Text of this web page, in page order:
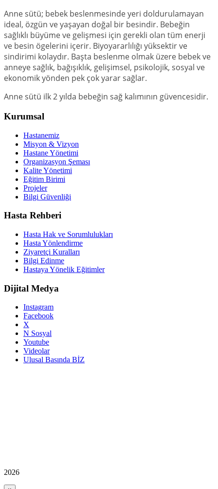
Anne sütü; bebek beslenmesinde yeri doldurulamayan
ideal, özgün ve yaşayan doğal bir besindir. Bebeğin
sağlıklı büyüme ve gelişmesi için gerekli olan tüm enerji
ve besin ögelerini içerir. Biyoyararlılığı yüksektir ve
sindirimi kolaydır. Başta beslenme olmak üzere bebek ve
anneye sağlık, bağışıklık, gelişimsel, psikolojik, sosyal ve
ekonomik yönden pek çok yarar sağlar.
Anne sütü ilk 2 yılda bebeğin sağ kalımının güvencesidir.
Kurumsal
Hastanemiz
Misyon & Vizyon
Hastane Yönetimi
Organizasyon Şeması
Kalite Yönetimi
Eğitim Birimi
Projeler
Bilgi Güvenliği
Hasta Rehberi
Hasta Hak ve Sorumlulukları
Hasta Yönlendirme
Ziyaretçi Kuralları
Bilgi Edinme
Hastaya Yönelik Eğitimler
Dijital Medya
Instagram
Facebook
X
N Sosyal
Youtube
Videolar
Ulusal Basında BİZ
2026